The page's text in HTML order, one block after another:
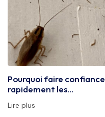
Pourquoi faire
rapidement les…
Lire plus